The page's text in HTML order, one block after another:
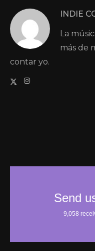
INDIE
La
más de
contar yo.